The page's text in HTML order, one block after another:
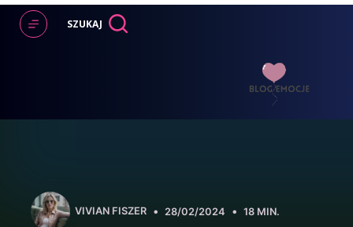
Przejdź
treści
SZUKAJ
VIVIAN FISZER 28/02/2024 18 MIN.